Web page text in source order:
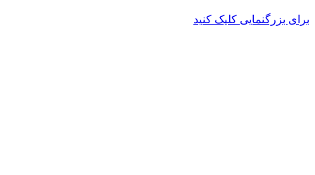
برای بزرگنمایی کلیک کنید